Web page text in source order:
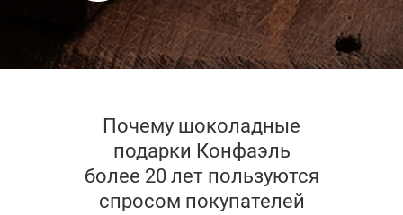
Почему шоколадные
подарки Конфаэль
более 20 лет пользуются
спросом покупателей